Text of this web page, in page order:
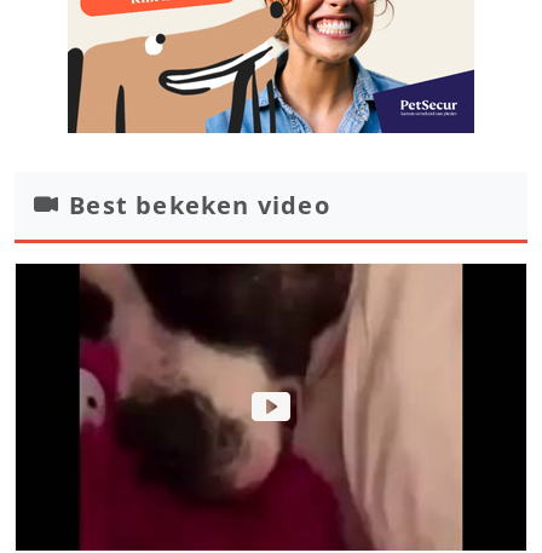
Best bekeken video